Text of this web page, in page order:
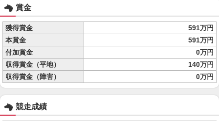
賞金
獲得賞金
591万円
本賞金
591万円
付加賞金
0万円
収得賞金（平地）
140万円
収得賞金（障害）
0万円
競走成績